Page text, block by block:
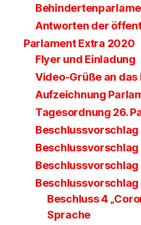
Antworten der
Parlament Extra 2020
Flyer und Einladung
Video-Grüße an das
Aufzeichnung
Tagesordnung 26.
Beschlussvorschlag
Beschlussvorschlag
Beschluss 4
Sprache